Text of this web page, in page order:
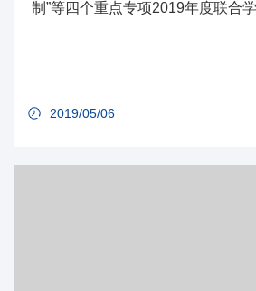
制”等四个重点专项2019年度联合
2019/05/06